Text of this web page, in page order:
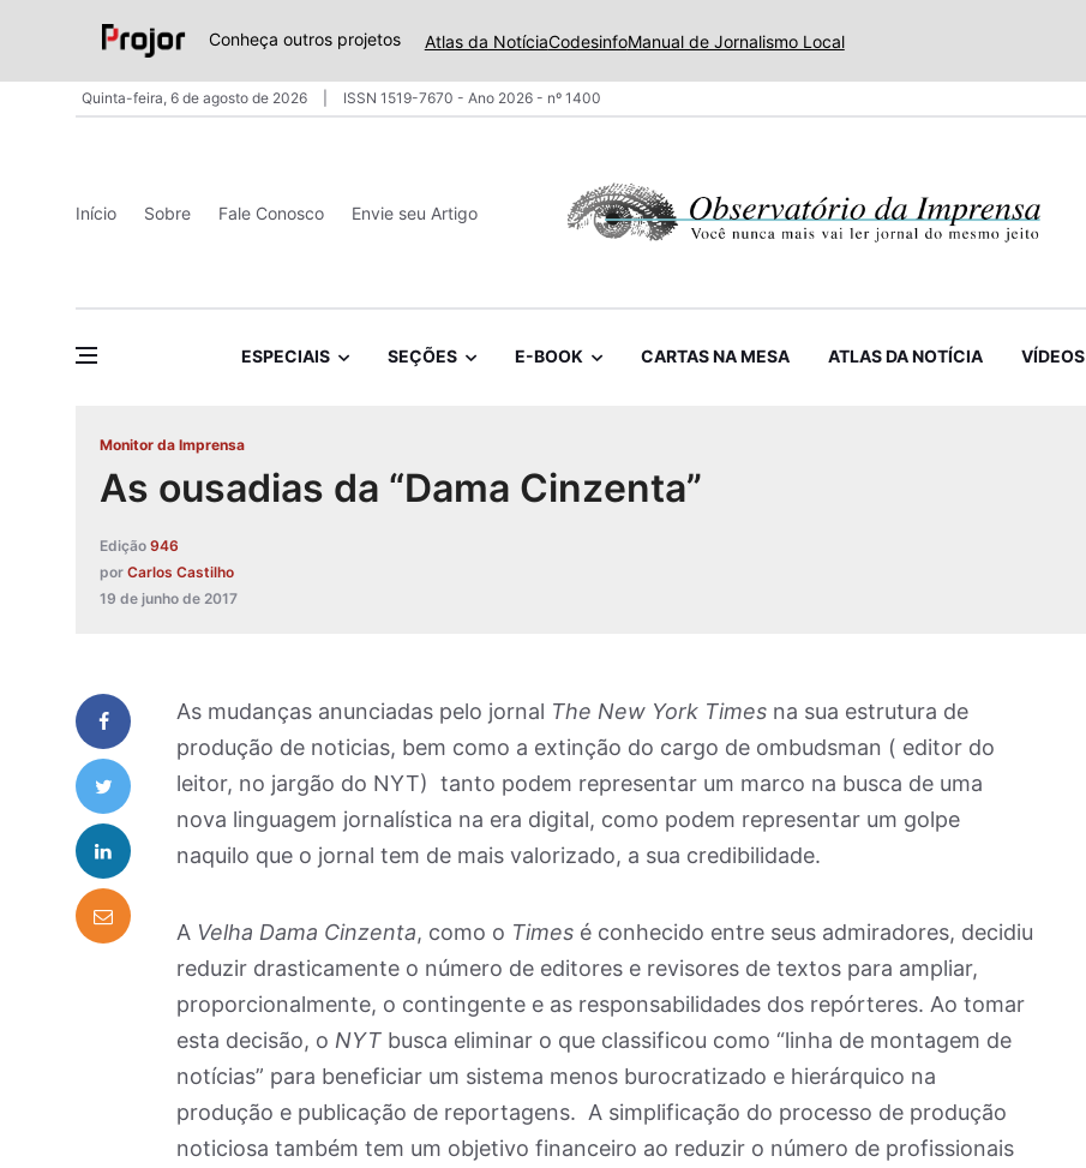
Conheça outros projetos Atlas da NotíciaCodesinfoManual de Jornalismo Local
Quinta-feira, 6 de agosto de 2026 ISSN 1519-7670 - Ano 2026 - nº 1400
Início Sobre Fale Conosco Envie seu Artigo
ESPECIAIS SEÇÕES E-BOOK CARTAS NA MESA ATLAS DA NOTÍCIA VÍDEOS
Monitor da Imprensa
As ousadias da “Dama Cinzenta”
Edição 946
por Carlos Castilho
19 de junho de 2017
As mudanças anunciadas pelo jornal The New York Times na sua estrutura de
produção de noticias, bem como a extinção do cargo de ombudsman ( editor do
leitor, no jargão do NYT) tanto podem representar um marco na busca de uma
nova linguagem jornalística na era digital, como podem representar um golpe
naquilo que o jornal tem de mais valorizado, a sua credibilidade.
A Velha Dama Cinzenta, como o Times é conhecido entre seus admiradores, decidiu
reduzir drasticamente o número de editores e revisores de textos para ampliar,
proporcionalmente, o contingente e as responsabilidades dos repórteres. Ao tomar
esta decisão, o NYT busca eliminar o que classificou como “linha de montagem de
notícias” para beneficiar um sistema menos burocratizado e hierárquico na
produção e publicação de reportagens. A simplificação do processo de produção
noticiosa também tem um objetivo financeiro ao reduzir o número de profissionais